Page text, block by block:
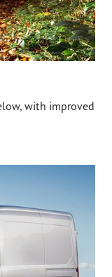
with improved